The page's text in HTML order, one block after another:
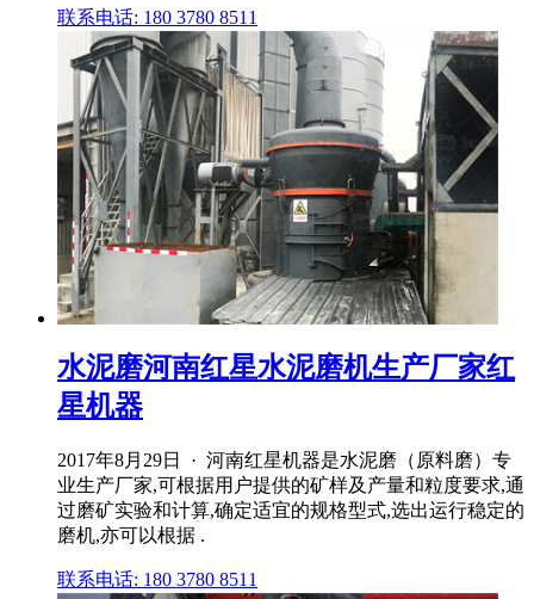
联系电话: 180 3780 8511
水泥磨河南红星水泥磨机生产厂家红
星机器
2017年8月29日 · 河南红星机器是水泥磨（原料磨）专
业生产厂家,可根据用户提供的矿样及产量和粒度要求,通
过磨矿实验和计算,确定适宜的规格型式,选出运行稳定的
磨机,亦可以根据 .
联系电话: 180 3780 8511